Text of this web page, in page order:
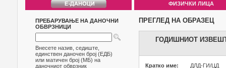
ФИЗИЧКИ ЛИЦА
ПРЕБАРУВАЊЕ НА ДАНОЧНИ
ОБВРЗНИЦИ
Внесете назив, седиште,
единствен даночен број (ЕДБ)
или матичен број (МБ) на
даночниот обврзник
ПРЕГЛЕД НА ОБРАЗЕЦ
ГОДИШНИОТ
Кратко име: ДЛД-ГИ/ЦД